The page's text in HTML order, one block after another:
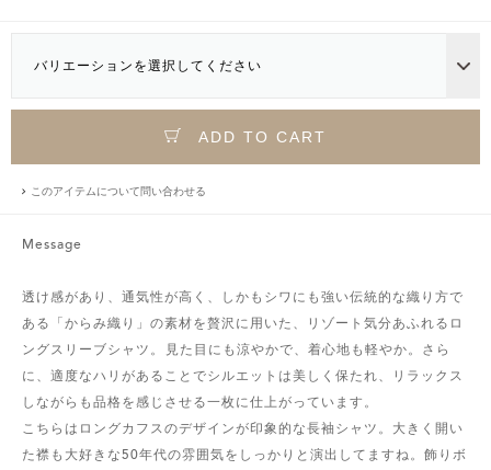
バリエーションを選択してください
ADD TO CART
このアイテムについて問い合わせる
Message
透け感があり、通気性が高く、しかもシワにも強い伝統的な織り方で
ある「からみ織り」の素材を贅沢に用いた、リゾート気分あふれるロ
ングスリーブシャツ。 見た目にも涼やかで、着心地も軽やか。さら
に、適度なハリがあることでシルエットは美しく保たれ、リラックス
しながらも品格を感じさせる一枚に仕上がっています。
こちらはロングカフスのデザインが印象的な長袖シャツ。大きく開い
た襟も大好きな50年代の雰囲気をしっかりと演出してますね。飾りボ